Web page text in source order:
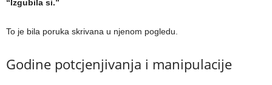
“Izgubila si.”
To je bila poruka skrivana u njenom pogledu.
Godine potcjenjivanja i manipulacije